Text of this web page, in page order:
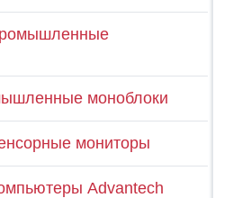
моноблоки
мониторы
Advantech